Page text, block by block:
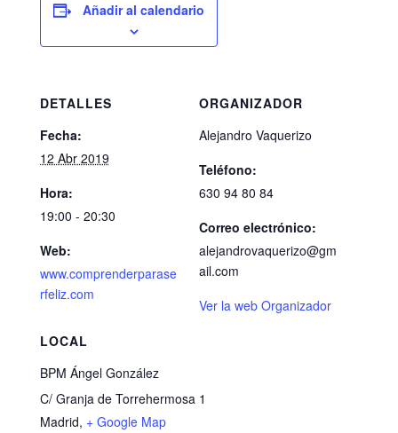
Añadir al calendario
DETALLES
Fecha:
12 Abr 2019
Hora:
19:00 - 20:30
Web:
www.comprenderparase
rfeliz.com
LOCAL
BPM Ángel González
C/ Granja de Torrehermosa 1
Madrid, + Google Map
ORGANIZADOR
Alejandro Vaquerizo
Teléfono:
630 94 80 84
Correo electrónico:
alejandrovaquerizo@gm
ail.com
Ver la web Organizador